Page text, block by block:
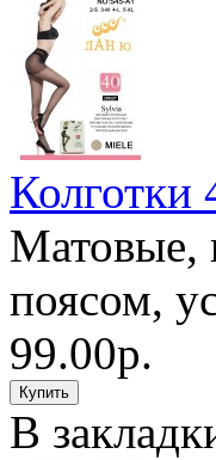
Матовые,
поясом,
99.00р.
В